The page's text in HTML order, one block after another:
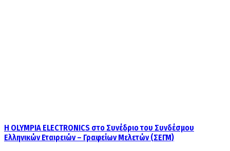
H OLYMPIA ELECTRONICS στο Συνέδριο του Συνδέσμου
Ελληνικών Εταιρειών – Γραφείων Μελετών (ΣΕΓΜ)